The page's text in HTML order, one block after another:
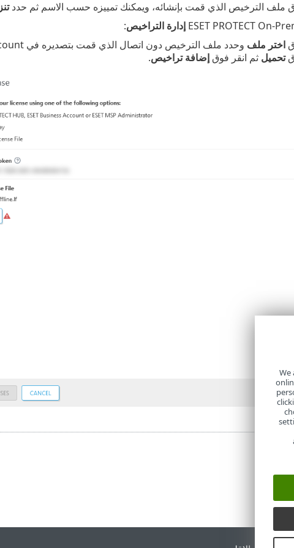
ملف الترخيص الذي قمت بإنشائه، ويمكنك تمييزه حسب الاسم ثم حدد
إدارة التراخيص:
اختر ملف وحدد ملف الترخيص دون اتصال الذي قمت بتصديره في ESET Business Account.
تحميل ثم انقر فوقإضافة تراخيص.
We